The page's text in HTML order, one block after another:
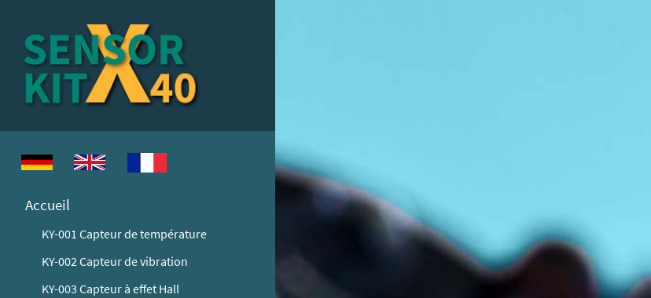
Accueil
KY-001 Capteur de température
KY-002 Capteur de vibration
KY-003 Capteur à effet Hall